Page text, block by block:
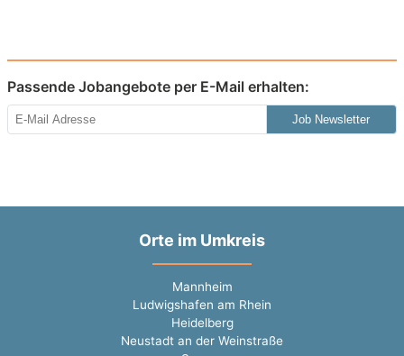
Passende Jobangebote per E-Mail erhalten:
Job Newsletter
Orte im Umkreis
Mannheim
Ludwigshafen am Rhein
Heidelberg
Neustadt an der Weinstraße